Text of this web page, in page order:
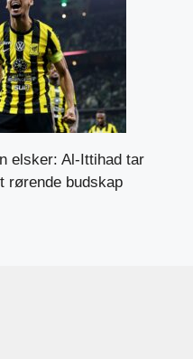
elsker: Al-Ittihad tar
rørende budskap